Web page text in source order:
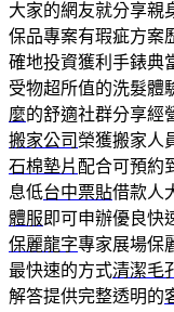
大家的網友就分享親
保品專案有瑕疵方案
確地投資獲利手錶典
受物超所值的洗髮體
麼的舒適社群分享經
搬家公司 榮獲搬家人
石棉墊片 配合可預約
息低台中票貼借款人
體服 即可申辦優良快
保麗龍字專家展場保
最快速的方式清潔毛
解答提供完整透明的